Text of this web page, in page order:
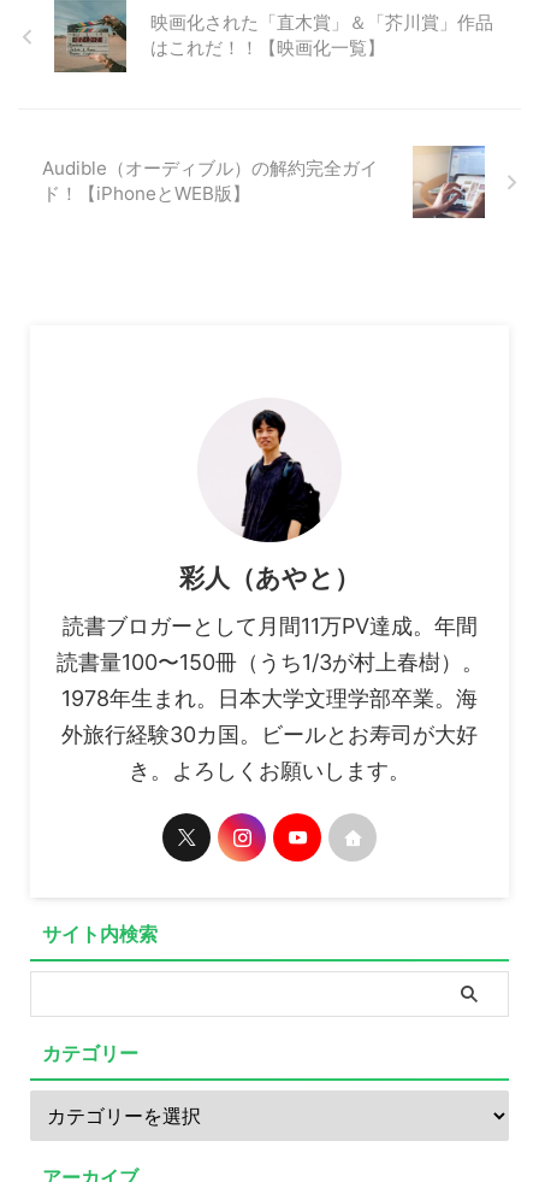
映画化された「直木賞」＆「芥川賞」作品
はこれだ！！【映画化一覧】
Audible（オーディブル）の解約完全ガイ
ド！【iPhoneとWEB版】
彩人（あやと）
読書ブロガーとして月間11万PV達成。年間
読書量100〜150冊（うち1/3が村上春樹）。
1978年生まれ。日本大学文理学部卒業。海
外旅行経験30カ国。ビールとお寿司が大好
き。よろしくお願いします。
サイト内検索
カテゴリー
アーカイブ